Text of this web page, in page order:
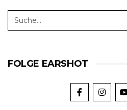
FOLGE EARSHOT